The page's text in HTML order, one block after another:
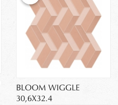
BLOOM WIGGLE
30,6X32.4